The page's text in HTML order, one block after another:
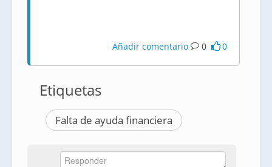
Añadir comentario 0 0
Etiquetas
Falta de ayuda financiera